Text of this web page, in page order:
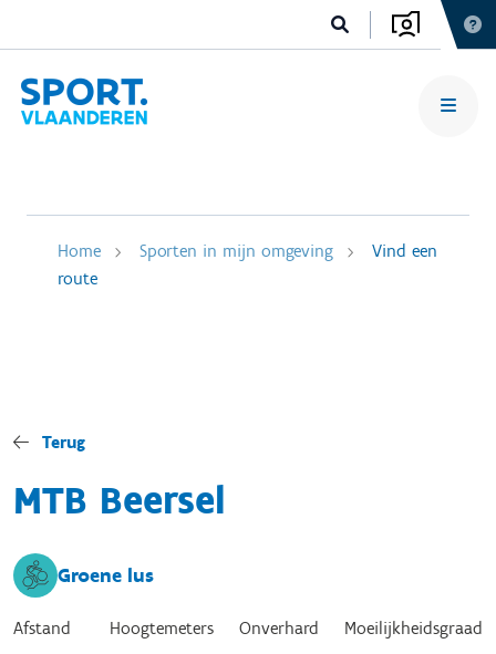
Home Sporten in mijn omgeving
Vind een
route
Terug
MTB Beersel
Groene lus
Afstand Hoogtemeters Onverhard Moeilijkheidsgraad